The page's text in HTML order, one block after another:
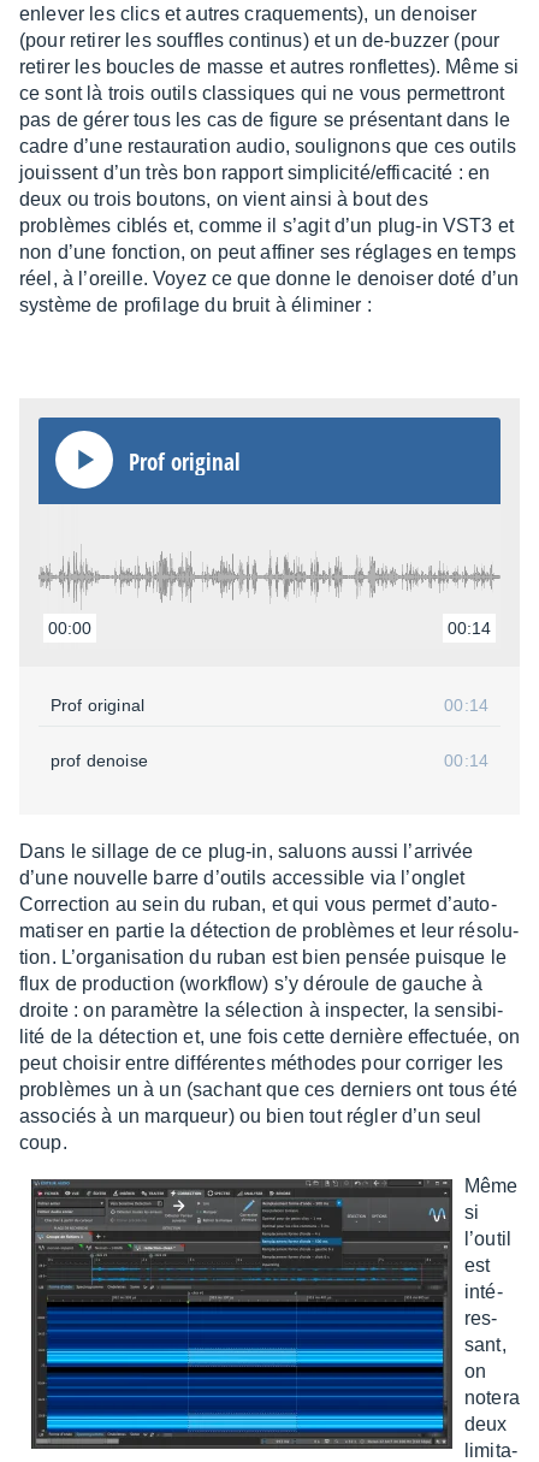
enle­ver les clics et autres craque­ments), un denoi­ser
(pour reti­rer les souffles conti­nus) et un de-buzzer (pour
reti­rer les boucles de masse et autres ronflettes). Même si
ce sont là trois outils clas­siques qui ne vous permet­tront
pas de gérer tous les cas de figure se présen­tant dans le
cadre d’une restau­ra­tion audio, souli­gnons que ces outils
jouissent d’un très bon rapport simpli­cité/effi­ca­cité : en
deux ou trois boutons, on vient ainsi à bout des
problèmes ciblés et, comme il s’agit d’un plug-in VST3 et
non d’une fonc­tion, on peut affi­ner ses réglages en temps
réel, à l’oreille. Voyez ce que donne le denoi­ser doté d’un
système de profi­lage du bruit à élimi­ner :
Prof origi­nal
00:00 00:14
Prof origi­nal 00:14
prof denoise 00:14
Dans le sillage de ce plug-in, saluons aussi l’ar­ri­vée
d’une nouvelle barre d’ou­tils acces­sible via l’on­glet
Correc­tion au sein du ruban, et qui vous permet d’au­to­
ma­ti­ser en partie la détec­tion de problèmes et leur réso­lu­
tion. L’or­ga­ni­sa­tion du ruban est bien pensée puisque le
flux de produc­tion (work­flow) s’y déroule de gauche à
droite : on para­mètre la sélec­tion à inspec­ter, la sensi­bi­
lité de la détec­tion et, une fois cette dernière effec­tuée, on
peut choi­sir entre diffé­rentes méthodes pour corri­ger les
problèmes un à un (sachant que ces derniers ont tous été
asso­ciés à un marqueur) ou bien tout régler d’un seul
coup.
Même
si
l’ou­til
est
inté­
res­
sant,
on
notera
deux
limi­ta­